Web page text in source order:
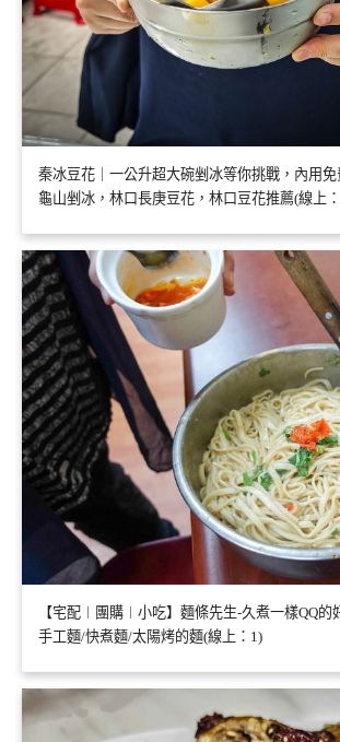
秦冰豆花｜一公升超大碗剉冰等你挑戰，內用
龜山剉冰，林口長庚豆花，林口豆花推薦(線上
【宅配︱團購︱小吃】麵條先生-久煮一樣QQ
手工麵/快煮麵/太陽烤的麵(線上：1)